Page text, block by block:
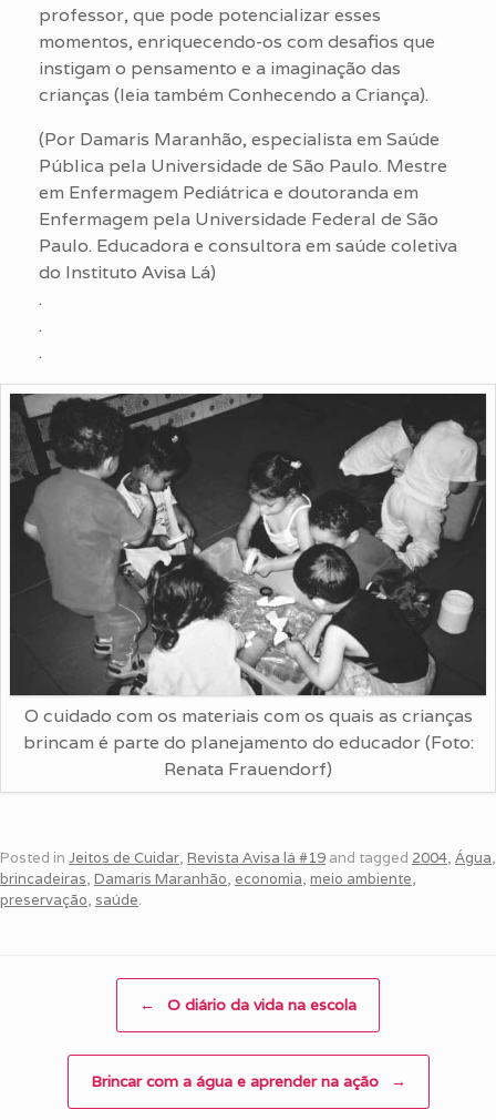
professor, que pode potencializar esses
momentos, enriquecendo-os com desafios que
instigam o pensamento e a imaginação das
crianças (leia também Conhecendo a Criança).
(Por Damaris Maranhão, especialista em Saúde
Pública pela Universidade de São Paulo. Mestre
em Enfermagem Pediátrica e doutoranda em
Enfermagem pela Universidade Federal de São
Paulo. Educadora e consultora em saúde coletiva
do Instituto Avisa Lá)
.
.
.
O cuidado com os materiais com os quais as crianças
brincam é parte do planejamento do educador (Foto:
Renata Frauendorf)
Posted in Jeitos de Cuidar, Revista Avisa lá #19 and tagged 2004, Água,
brincadeiras, Damaris Maranhão, economia, meio ambiente,
preservação, saúde.
← O diário da vida na escola
Brincar com a água e aprender na ação →